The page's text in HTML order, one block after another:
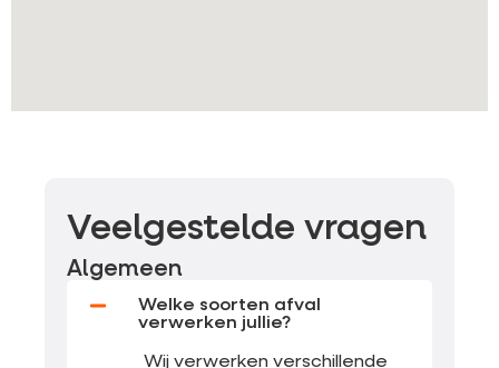
Veelgestelde vragen
Algemeen
Welke soorten afval
verwerken jullie?
Wij verwerken verschillende